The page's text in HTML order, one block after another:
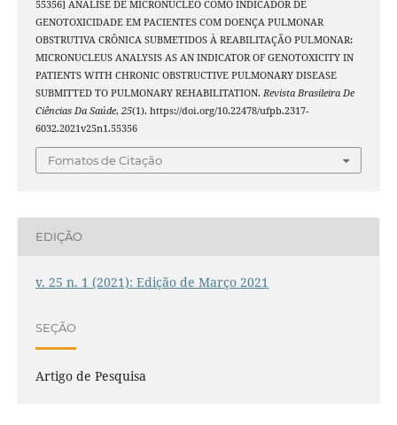
55356] ANÁLISE DE MICRONÚCLEO COMO INDICADOR DE
GENOTOXICIDADE EM PACIENTES COM DOENÇA PULMONAR
OBSTRUTIVA CRÔNICA SUBMETIDOS À REABILITAÇÃO PULMONAR:
MICRONUCLEUS ANALYSIS AS AN INDICATOR OF GENOTOXICITY IN
PATIENTS WITH CHRONIC OBSTRUCTIVE PULMONARY DISEASE
SUBMITTED TO PULMONARY REHABILITATION. Revista Brasileira De
Ciências Da Saúde, 25(1). https://doi.org/10.22478/ufpb.2317-
6032.2021v25n1.55356
Fomatos de Citação
EDIÇÃO
v. 25 n. 1 (2021): Edição de Março 2021
SEÇÃO
Artigo de Pesquisa